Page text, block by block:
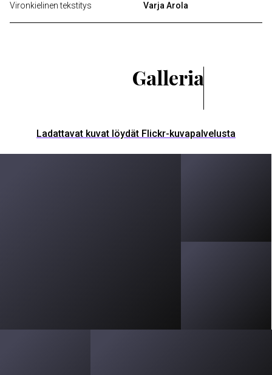
Vironkielinen tekstitys Varja Arola
Galleria
Ladattavat kuvat löydät Flickr-kuvapalvelusta